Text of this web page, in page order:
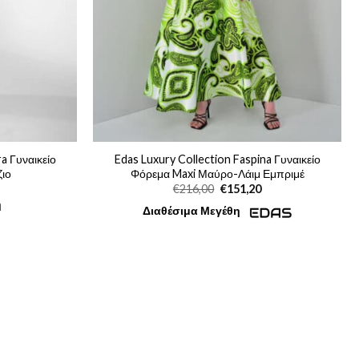
Edas Luxury Collection Faspina Γυναικείο
Φόρεμα Maxi Μαύρο-Λάιμ Εμπριμέ
€216,00 Original
was:
€216,00.
€151,20Η
τιμή
είναι:
Διαθέσιμα Μεγέθη